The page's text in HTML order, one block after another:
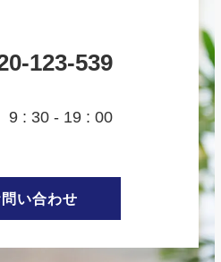
123-539
: 30 - 19 : 00
い合わせ